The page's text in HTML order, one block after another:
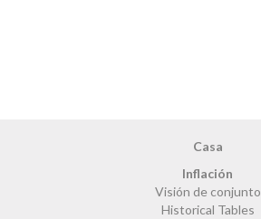
Casa
Inflación
Visión de conjunto
Historical Tables